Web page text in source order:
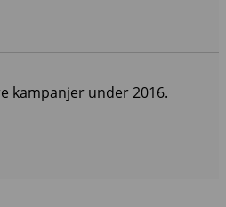
kampanjer under 2016.